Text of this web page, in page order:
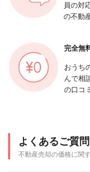
員の対
の不動
完全無
おうち
んで相
の口コ
よくあるご質問
不動産売却の価格に関